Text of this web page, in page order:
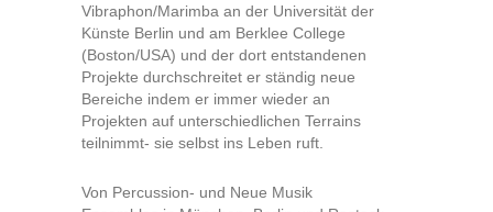
Vibraphon/Marimba an der Universität der
Künste Berlin und am Berklee College
(Boston/USA) und der dort entstandenen
Projekte durchschreitet er ständig neue
Bereiche indem er immer wieder an
Projekten auf unterschiedlichen Terrains
teilnimmt- sie selbst ins Leben ruft.
Von Percussion- und Neue Musik